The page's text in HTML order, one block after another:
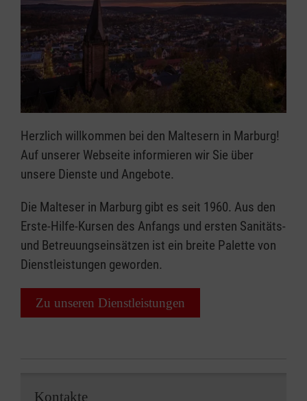
Herzlich willkommen bei den Maltesern in Marburg!
Auf unserer Webseite informieren wir Sie über
unsere Dienste und Angebote.
Die Malteser in Marburg gibt es seit 1960. Aus den
Erste-Hilfe-Kursen des Anfangs und ersten Sanitäts-
und Betreuungseinsätzen ist ein breite Palette von
Dienstleistungen geworden.
Zu unseren Dienstleistungen
Kontakte